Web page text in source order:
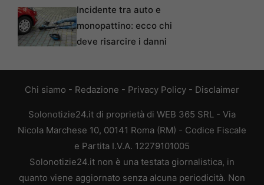
Incidente tra auto e
monopattino: ecco chi
deve risarcire i danni
Chi siamo - Redazione - Privacy Policy - Disclaimer
Solonotizie24.it di proprietà di WEB 365 SRL - Via
Nicola Marchese 10, 00141 Roma (RM) - Codice Fiscale
e Partita I.V.A. 12279101005
Solonotizie24.it non è una testata giornalistica, in
quanto viene aggiornato senza alcuna periodicità. Non